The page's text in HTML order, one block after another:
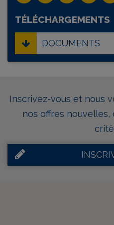
TÉLÉCHARGEMENTS
DOCUMENTS
Inscrivez-vous et nous
nos offres